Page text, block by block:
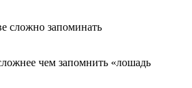
сложно запоминать
чем запомнить «лошадь